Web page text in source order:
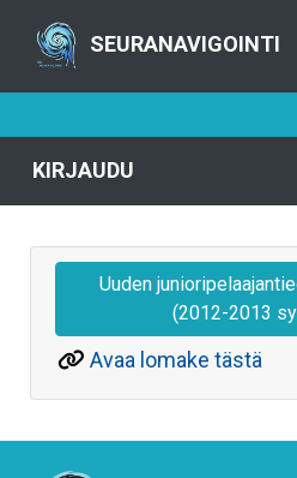
SEURANAVIGOINTI
KIRJAUDU
Uuden
(2012-2013
Avaa lomake tästä